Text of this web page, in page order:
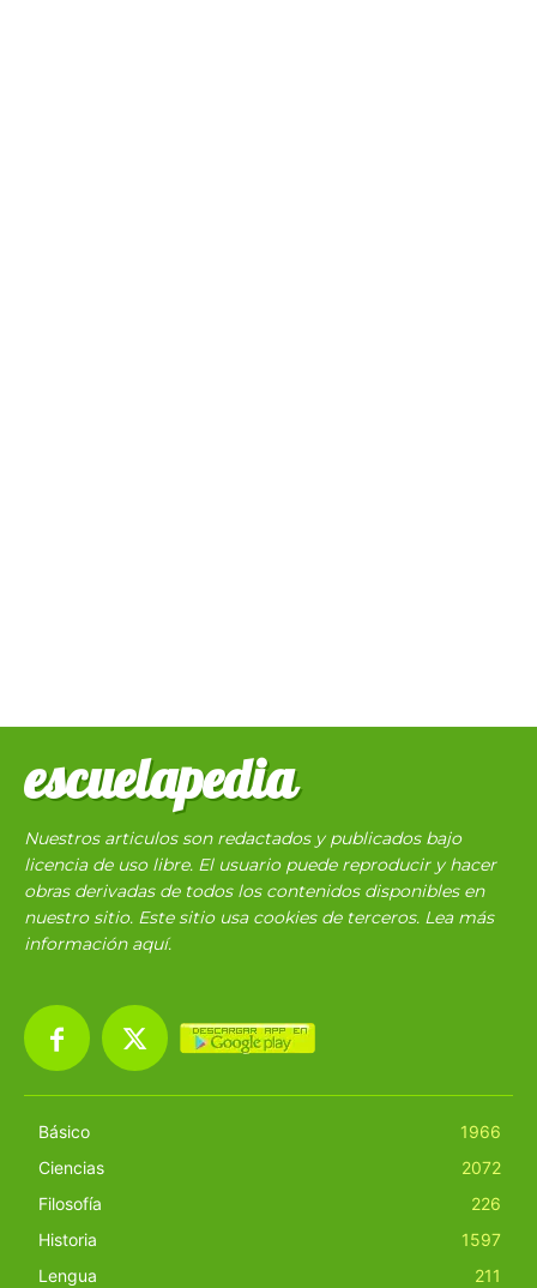
escuelapedia
Nuestros articulos son redactados y publicados bajo
licencia de uso libre. El usuario puede reproducir y hacer
obras derivadas de todos los contenidos disponibles en
nuestro sitio. Este sitio usa cookies de terceros. Lea más
información aquí.
Básico
1966
Ciencias
2072
Filosofía
226
Historia
1597
Lengua
211